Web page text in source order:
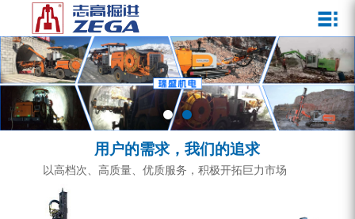
企业文化
发展历程
资质荣誉
宣传视频
公司新闻
行业动态
ZEGA一体式潜孔钻机
ZEGA地下掘进台车
ZEGA小型一体式露天钻机
ZEGA全液压顶锤钻机
服务介绍
服务中心
营销网络
用户的需求，我们的追求
以高档次、高质量、优质服务，积极开拓巨力市场